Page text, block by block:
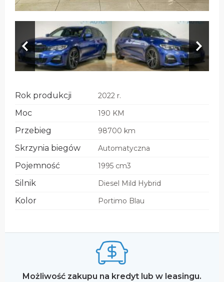
Rok produkcji 2022 r.
Moc 190 KM
Przebieg 98700 km
Skrzynia biegów Automatyczna
Pojemność 1995 cm3
Silnik Diesel Mild Hybrid
Kolor Portimo Blau
Możliwość zakupu na kredyt lub w leasingu.